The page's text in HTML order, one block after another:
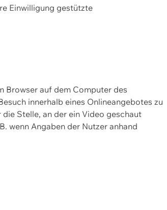
Einwilligung gestützte
Browser auf dem Computer des
innerhalb eines Onlineangebotes zu
Stelle, an der ein Video geschaut
wenn Angaben der Nutzer anhand